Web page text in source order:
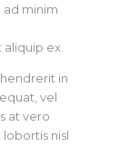
ad minim
ex.
in
vel
at vero
nisl